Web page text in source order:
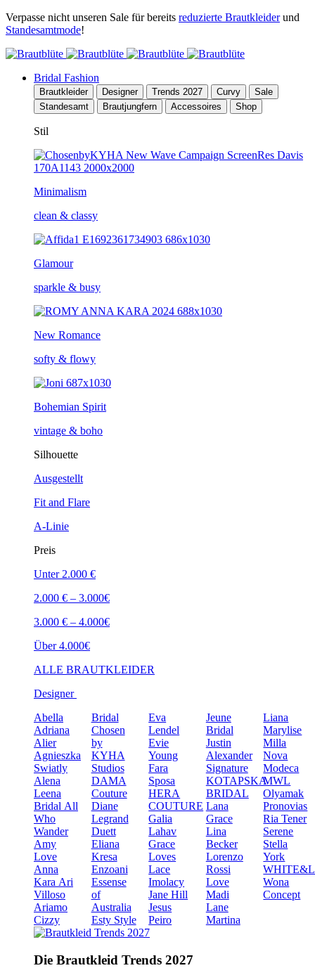
Verpasse nicht unseren Sale für bereits reduzierte Brautkleiderund
Standesamtmode!
Bridal Fashion
Brautkleider Designer Trends 2027 Curvy
Sale
Standesamt
Brautjungfern Accessoires Shop
Stil
Minimalism
clean & classy
Glamour
sparkle & busy
New Romance
softy & flowy
Bohemian Spirit
vintage & boho
Silhouette
Ausgestellt
Fit and Flare
A-Linie
Preis
Unter 2.000 €
2.000 € – 3.000€
3.000 € – 4.000€
Über 4.000€
ALLE BRAUTKLEIDER
Designer
Abella
Adriana
Alier
Agnieszka
Swiatly
Alena
Leena
Bridal All
Who
Wander
Amy
Love
Anna
Kara Ari
Villoso
Ariamo
Cizzy
Bridal
Chosen
by
KYHA
Studios
DAMA
Couture
Diane
Legrand
Duett
Eliana
Kresa
Enzoani
Essense
of
Australia
Esty Style
Eva
Lendel
Evie
Young
Fara
Sposa
HERA
COUTURE
Galia
Lahav
Grace
Loves
Lace
Imolacy
Jane Hill
Jesus
Peiro
Jeune
Bridal
Justin
Alexander
Signature
KOTAPSKA
BRIDAL
Lana
Grace
Lina
Becker
Lorenzo
Rossi
Love
Madi
Lane
Martina
Liana
Marylise
Milla
Nova
Modeca
MWL
Olyamak
Pronovias
Ria Tener
Serene
Stella
York
Wona
Concept
Die Brautkleid Trends 2027